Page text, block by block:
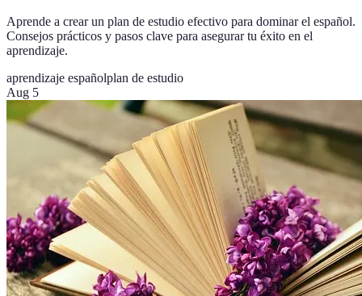
Aprende a crear un plan de estudio efectivo para dominar el español.
Consejos prácticos y pasos clave para asegurar tu éxito en el
aprendizaje.
aprendizaje españolplan de estudio
Aug 5